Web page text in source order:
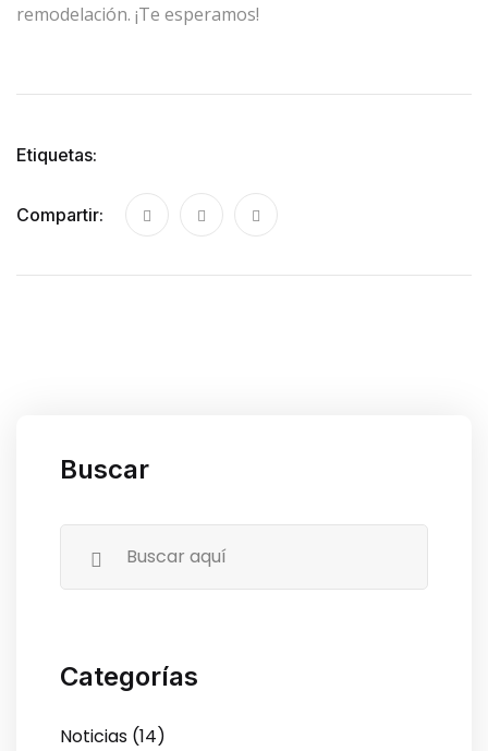
remodelación. ¡Te esperamos!
Etiquetas:
Compartir:
Buscar
Categorías
Noticias (14)